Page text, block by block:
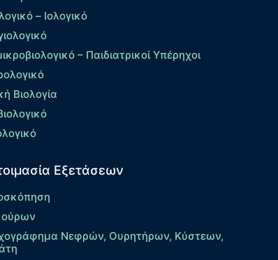
– Ιολογικό
– Παιδιατρικοί Υπέρηχοι
Βιολογία
Εξετάσεων
ούρων
Νεφρών, Ουρητήρων, Κύστεων,